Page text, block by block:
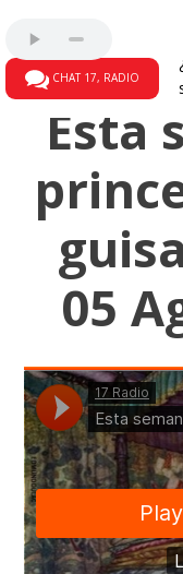
CHAT 17, RADIO
Esta
05